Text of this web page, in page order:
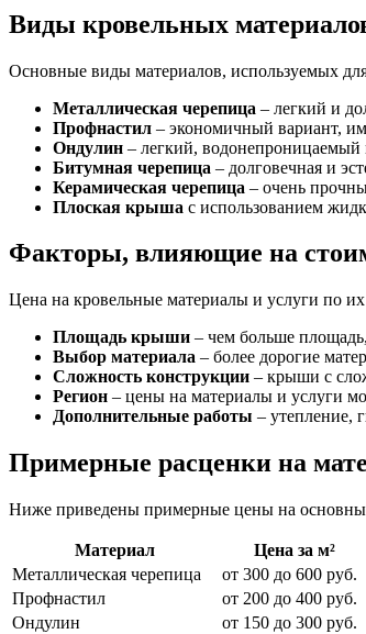
Виды кровельных
Основные виды материалов, используемых
Металлическая черепица – легкий и
Профнастил – экономичный вариант,
Ондулин – легкий,
Битумная черепица – долговечная и
Керамическая черепица – очень
Плоская крыша с использованием
Факторы, влияющие на
Цена на кровельные материалы и услуги по
Площадь крыши – чем больше
Выбор материала – более дорогие
Сложность конструкции – крыши с
Регион – цены на материалы и услуги
Дополнительные работы – утепление,
Примерные расценки на
Ниже приведены примерные цены на
Материал
Цена за м²
Металлическая черепица
от 300 до 600 руб.
Профнастил
от 200 до 400 руб.
Ондулин
от 150 до 300 руб.